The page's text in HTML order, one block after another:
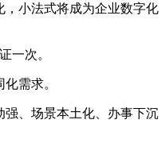
小法式将成为企业数字化
一次。
需求。
、场景本土化、办事下沉